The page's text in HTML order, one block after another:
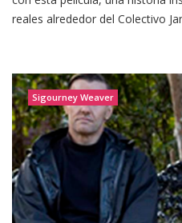
reales alrededor del Colectivo
Sigourney Weaver